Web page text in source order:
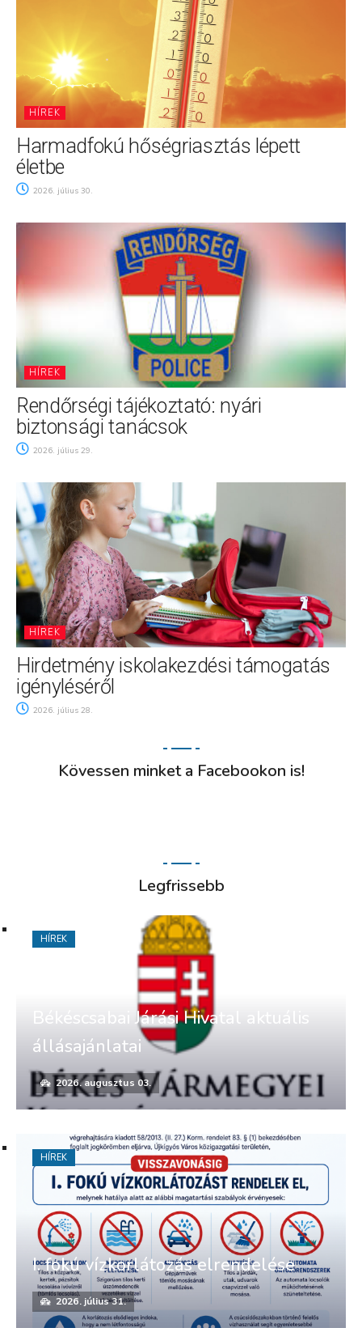
HÍREK
Harmadfokú hőségriasztás lépett
életbe
2026. július 30.
HÍREK
Rendőrségi tájékoztató: nyári
biztonsági tanácsok
2026. július 29.
HÍREK
Hirdetmény iskolakezdési támogatás
igényléséről
2026. július 28.
Kövessen minket a Facebookon is!
Legfrissebb
Békéscsabai Járási Hivatal aktuális
állásajánlatai
2026. augusztus 03.
HÍREK
I. fokú vízkorlátozás elrendelése
2026. július 31.
HÍREK